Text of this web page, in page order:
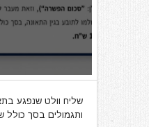
שליח וולט שנפגע
ותגמולים בסך כולל של